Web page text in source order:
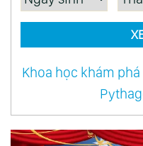
96.Bậc Cao Nhân
Hào Quang Của
97.
Quy Luật Kỳ
Năm Để Chuẩn Bị
Xưa
Khoa học khám